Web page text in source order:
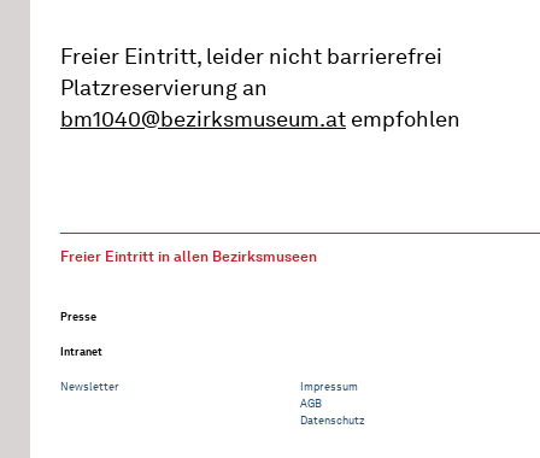
Freier Eintritt, leider nicht barrierefrei
Platzreservierung an
bm1040@bezirksmuseum.at empfohlen
Freier Eintritt in allen Bezirksmuseen
Presse
Intranet
Newsletter
Impressum
AGB
Datenschutz